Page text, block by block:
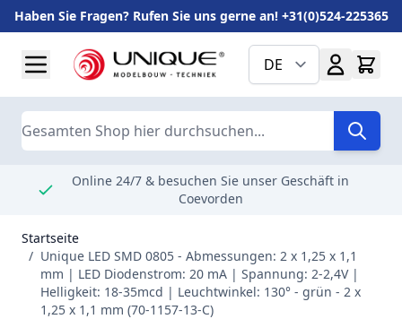
Haben Sie Fragen? Rufen Sie uns gerne an! +31(0)524-225365
DE
Suche
Online 24/7 & besuchen Sie unser Geschäft in
Coevorden
Startseite
/ Unique LED SMD 0805 - Abmessungen: 2 x 1,25 x 1,1
mm | LED Diodenstrom: 20 mA | Spannung: 2-2,4V |
Helligkeit: 18-35mcd | Leuchtwinkel: 130° - grün - 2 x
1,25 x 1,1 mm (70-1157-13-C)